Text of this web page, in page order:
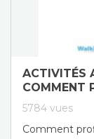
ACTIVITÉS
COMMENT
5784 vues
Comment